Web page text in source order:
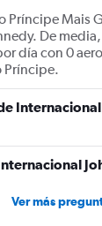
Príncipe Mais
De
día con 0
Príncipe.
Ver más